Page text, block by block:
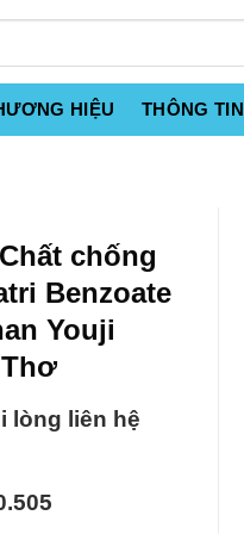
HIỆU THÔNG TIN
chống
Benzoate
Youji
lòng liên hệ